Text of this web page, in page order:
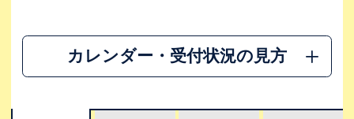
カレンダー・受付状況の見方